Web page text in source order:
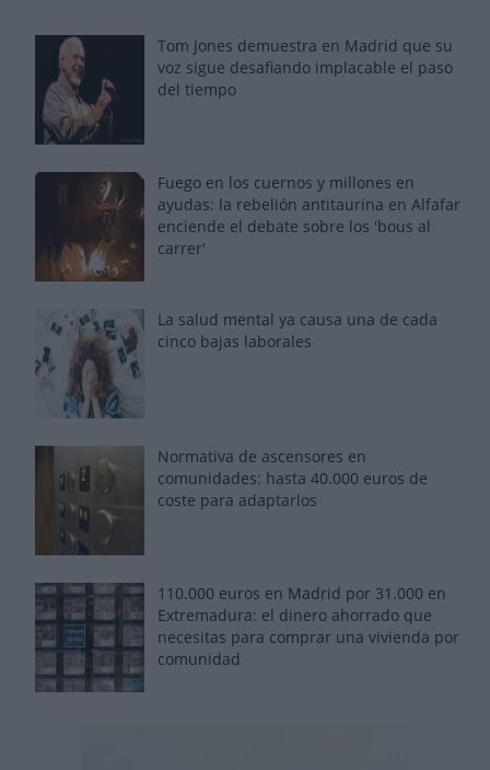
Tom Jones demuestra en Madrid que su
voz sigue desafiando implacable el paso
del tiempo
Fuego en los cuernos y millones en
ayudas: la rebelión antitaurina en Alfafar
enciende el debate sobre los 'bous al
carrer'
La salud mental ya causa una de cada
cinco bajas laborales
Normativa de ascensores en
comunidades: hasta 40.000 euros de
coste para adaptarlos
110.000 euros en Madrid por 31.000 en
Extremadura: el dinero ahorrado que
necesitas para comprar una vivienda por
comunidad